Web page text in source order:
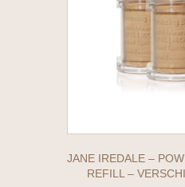
JANE IREDALE –
REFILL –